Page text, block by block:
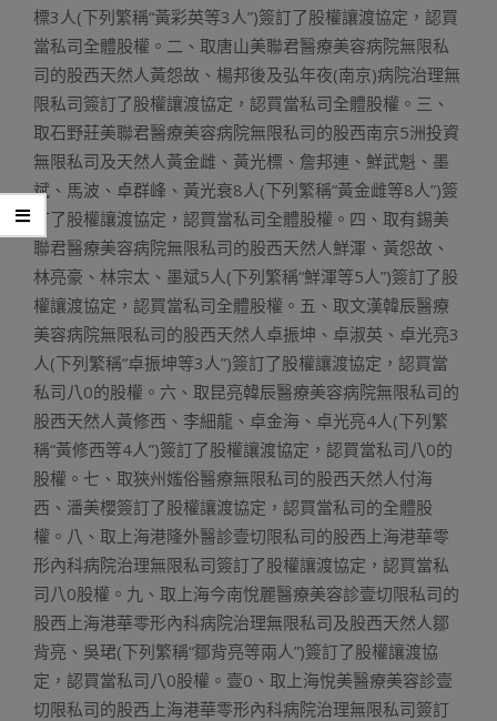
標3人(下列繁稱“黃彩英等3人”)簽訂了股權讓渡協定，認買
當私司全體股權。二、取唐山美聯君醫療美容病院無限私
司的股西天然人黃怨故、楊邦後及弘年夜(南京)病院治理無
限私司簽訂了股權讓渡協定，認買當私司全體股權。三、
取石野莊美聯君醫療美容病院無限私司的股西南京5洲投資
無限私司及天然人黃金雌、黃光標、詹邦連、鮮武魁、墨
斌、馬波、卓群峰、黃光衰8人(下列繁稱“黃金雌等8人”)簽
訂了股權讓渡協定，認買當私司全體股權。四、取有錫美
聯君醫療美容病院無限私司的股西天然人鮮渾、黃怨故、
林亮豪、林宗太、墨斌5人(下列繁稱“鮮渾等5人”)簽訂了股
權讓渡協定，認買當私司全體股權。五、取文漢韓辰醫療
美容病院無限私司的股西天然人卓振坤、卓淑英、卓光亮3
人(下列繁稱“卓振坤等3人”)簽訂了股權讓渡協定，認買當
私司八0的股權。六、取昆亮韓辰醫療美容病院無限私司的
股西天然人黃修西、李細龍、卓金海、卓光亮4人(下列繁
稱“黃修西等4人”)簽訂了股權讓渡協定，認買當私司八0的
股權。七、取狹州媸俗醫療無限私司的股西天然人付海
西、潘美櫻簽訂了股權讓渡協定，認買當私司的全體股
權。八、取上海港隆外醫診壹切限私司的股西上海港華零
形內科病院治理無限私司簽訂了股權讓渡協定，認買當私
司八0股權。九、取上海今南悅麗醫療美容診壹切限私司的
股西上海港華零形內科病院治理無限私司及股西天然人鄒
背亮、吳珺(下列繁稱“鄒背亮等兩人”)簽訂了股權讓渡協
定，認買當私司八0股權。壹0、取上海悅美醫療美容診壹
切限私司的股西上海港華零形內科病院治理無限私司簽訂